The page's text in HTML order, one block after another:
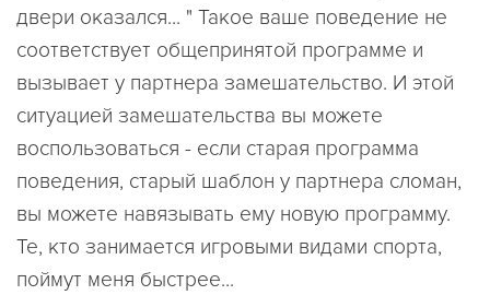
двери оказался... " Такое ваше поведение не
соответствует общепринятой программе и
вызывает у партнера замешательство. И этой
ситуацией замешательства вы можете
воспользоваться - если старая программа
поведения, старый шаблон у партнера сломан,
вы можете навязывать ему новую программу.
Те, кто занимается игровыми видами спорта,
поймут меня быстрее...